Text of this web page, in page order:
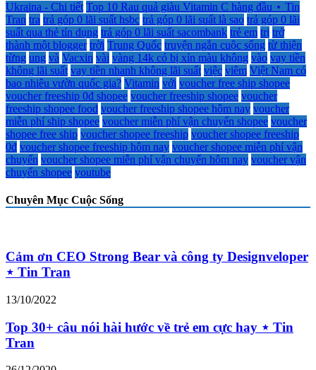
Ukraina - Chi tiết Top 10 Rau quả giàu Vitamin C hàng đầu ⋆ Tin
Tran tra trả góp 0 lãi suất hsbc trả góp 0 lãi suất là sao trả góp 0 lãi
suất qua thẻ tín dụng trả góp 0 lãi suất sacombank trẻ em trị trở
thành một blogger trời Trung Quốc truyện ngắn cuộc sống từ thiện
từng ung và Vacxin vài vàng 14k có bị xỉn màu không vào vay tiền
không lãi suất vay tiền nhanh không lãi suất việc viêm Việt Nam có
bao nhiêu vườn quốc gia? Vitamin với voucher free ship shopee
voucher freeship 0đ shopee voucher freeship shopee voucher
freeship shopee food voucher freeship shopee hôm nay voucher
miễn phí ship shopee voucher miễn phí vận chuyển shopee voucher
shopee free ship voucher shopee freeship voucher shopee freeship
0đ voucher shopee freeship hôm nay voucher shopee miễn phí vận
chuyển voucher shopee miễn phí vận chuyển hôm nay voucher vận
chuyển shopee youtube
Chuyên Mục Cuộc Sống
Cảm ơn CEO Strong Bear và công ty Designveloper
⋆ Tin Tran
13/10/2022
Top 30+ câu nói hài hước về trẻ em cực hay ⋆ Tin
Tran